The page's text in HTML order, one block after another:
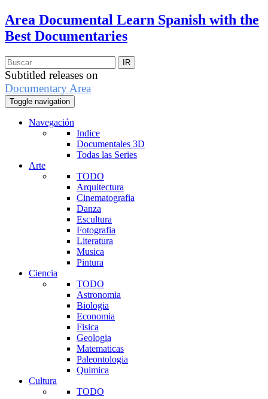
Area Documental Learn Spanish with the
Best Documentaries
Subtitled releases on
Documentary Area
Toggle navigation
Navegación
Indice
Documentales 3D
Todas las Series
Arte
TODO
Arquitectura
Cinematografia
Danza
Escultura
Fotografia
Literatura
Musica
Pintura
Ciencia
TODO
Astronomia
Biologia
Economia
Fisica
Geologia
Matematicas
Paleontologia
Quimica
Cultura
TODO